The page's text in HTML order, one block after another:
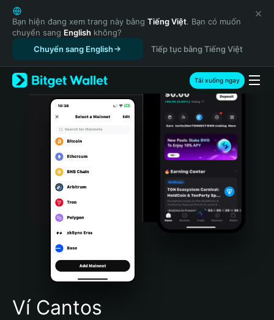
English
日本語
Tiếng Việt
Русский
Español (Latinoamérica)
Türkçe
Italiano
Português (Portugal)
Bahasa Indonesia
Português (Brasil)
Español (Argentina)
Bạn hiện đang xem trang này bằng Tiếng Việt. Bạn có muốn
chuyển sang English không?
Chuyển sang English
Tiếp tục bằng Tiếng Việt
Tải xuống ngay
Ví Cantos